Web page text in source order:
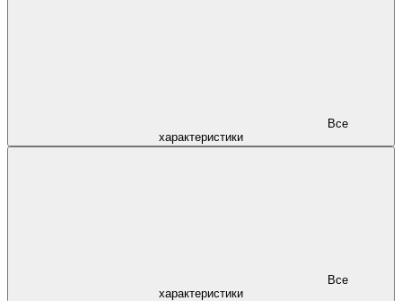
характеристики
характеристики